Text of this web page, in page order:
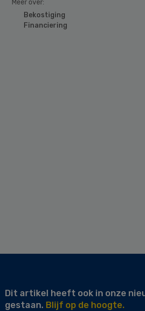
Meer over:
Bekostiging
Financiering
Dit artikel heeft ook in onze
gestaan. Blijf op de hoogte.